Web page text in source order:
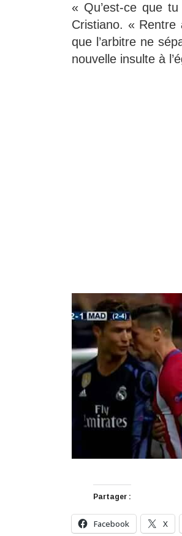
« Qu’est-ce que
Cristiano. « Rentre
que l’arbitre ne
nouvelle insulte à
Partager :
Facebook X